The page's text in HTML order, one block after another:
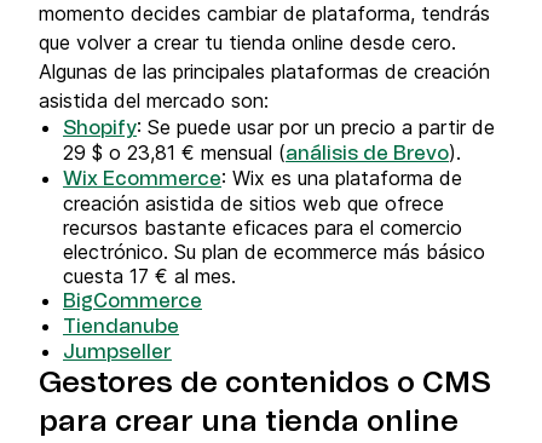
momento decides cambiar de plataforma, tendrás
que volver a crear tu tienda online desde cero.
Algunas de las principales plataformas de creación
asistida del mercado son:
Shopify: Se puede usar por un precio a partir de
29 $ o 23,81 € mensual (análisis de Brevo).
Wix Ecommerce: Wix es una plataforma de
creación asistida de sitios web que ofrece
recursos bastante eficaces para el comercio
electrónico. Su plan de ecommerce más básico
cuesta 17 € al mes.
BigCommerce
Tiendanube
Jumpseller
Gestores de contenidos o CMS
para crear una tienda online